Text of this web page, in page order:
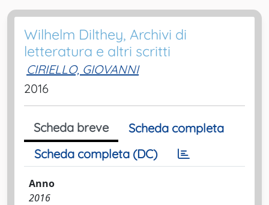
Wilhelm Dilthey, Archivi di
letteratura e altri scritti
CIRIELLO, GIOVANNI
2016
Scheda breve
Scheda completa
Scheda completa (DC)
Anno
2016